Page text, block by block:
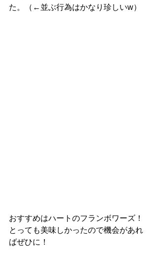
た。（←並ぶ行為はかなり珍しいw）
おすすめはハートのフランボワーズ！
とっても美味しかったので機会があれ
ばぜひに！